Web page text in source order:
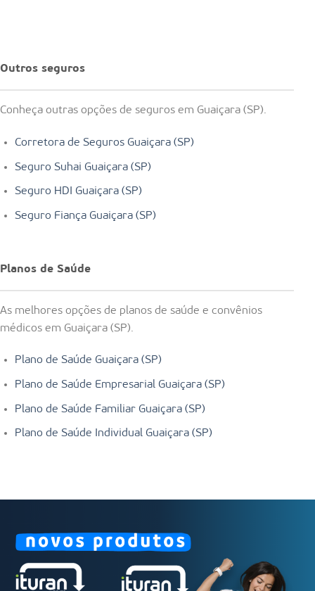
Outros seguros
Conheça outras opções de seguros em Guaiçara (SP).
Corretora de Seguros Guaiçara (SP)
Seguro Suhai Guaiçara (SP)
Seguro HDI Guaiçara (SP)
Seguro Fiança Guaiçara (SP)
Planos de Saúde
As melhores opções de planos de saúde e convênios
médicos em Guaiçara (SP).
Plano de Saúde Guaiçara (SP)
Plano de Saúde Empresarial Guaiçara (SP)
Plano de Saúde Familiar Guaiçara (SP)
Plano de Saúde Individual Guaiçara (SP)